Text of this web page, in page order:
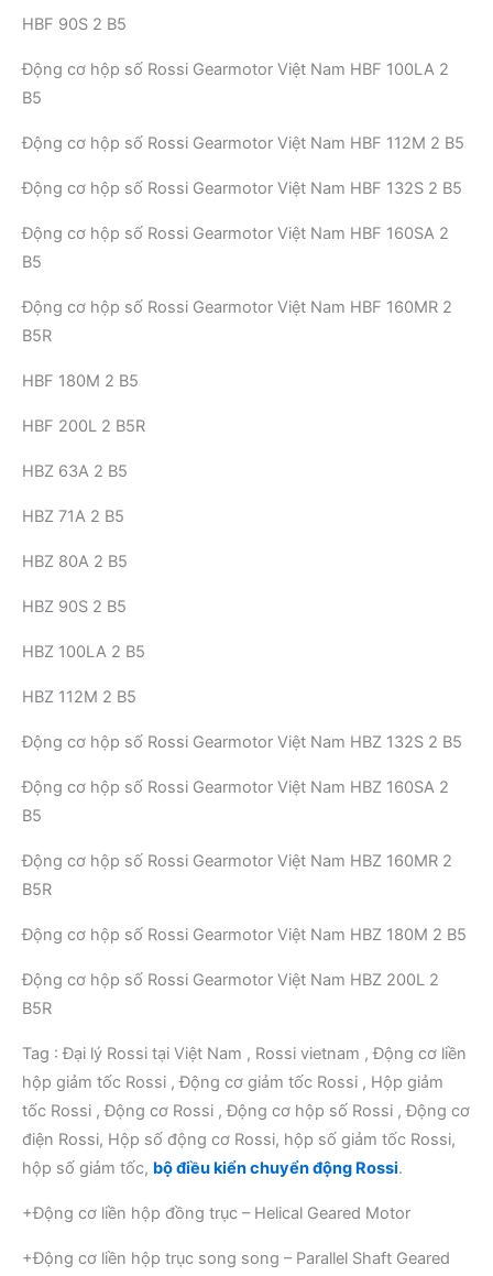
HBF 90S 2 B5
Động cơ hộp số Rossi Gearmotor Việt Nam HBF 100LA 2
B5
Động cơ hộp số Rossi Gearmotor Việt Nam HBF 112M 2 B5
Động cơ hộp số Rossi Gearmotor Việt Nam HBF 132S 2 B5
Động cơ hộp số Rossi Gearmotor Việt Nam HBF 160SA 2
B5
Động cơ hộp số Rossi Gearmotor Việt Nam HBF 160MR 2
B5R
HBF 180M 2 B5
HBF 200L 2 B5R
HBZ 63A 2 B5
HBZ 71A 2 B5
HBZ 80A 2 B5
HBZ 90S 2 B5
HBZ 100LA 2 B5
HBZ 112M 2 B5
Động cơ hộp số Rossi Gearmotor Việt Nam HBZ 132S 2 B5
Động cơ hộp số Rossi Gearmotor Việt Nam HBZ 160SA 2
B5
Động cơ hộp số Rossi Gearmotor Việt Nam HBZ 160MR 2
B5R
Động cơ hộp số Rossi Gearmotor Việt Nam HBZ 180M 2 B5
Động cơ hộp số Rossi Gearmotor Việt Nam HBZ 200L 2
B5R
Tag : Đại lý Rossi tại Việt Nam , Rossi vietnam , Động cơ liền
hộp giảm tốc Rossi , Động cơ giảm tốc Rossi , Hộp giảm
tốc Rossi , Động cơ Rossi , Động cơ hộp số Rossi , Động cơ
điện Rossi, Hộp số động cơ Rossi, hộp số giảm tốc Rossi,
hộp số giảm tốc, bộ điều kiển chuyển động Rossi.
+Động cơ liền hộp đồng trục – Helical Geared Motor
+Động cơ liền hộp trục song song – Parallel Shaft Geared